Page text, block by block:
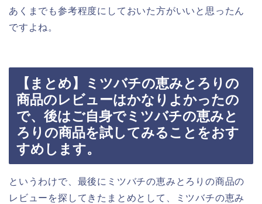
あくまでも参考程度にしておいた方がいいと思ったん
ですよね。
【まとめ】ミツバチの恵みとろりの
商品のレビューはかなりよかったの
で、後はご自身でミツバチの恵みと
ろりの商品を試してみることをおす
すめします。
というわけで、最後にミツバチの恵みとろりの商品の
レビューを探してきたまとめとして、ミツバチの恵み